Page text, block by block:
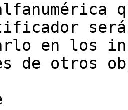
en los
de otros